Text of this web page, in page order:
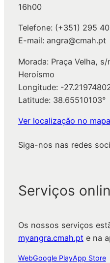
16h00
Telefone: (+351) 295
E-mail: angra@cmah.pt
Morada: Praça Velha,
Heroísmo
Longitude: -
Latitude: 38.65510103°
Ver localização no mapa
Siga-nos nas redes
Serviços
Os nossos serviços
myangra.cmah.pte na
WebGoogle PlayApp Store